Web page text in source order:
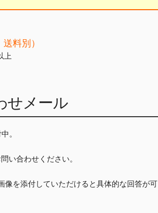
料別）
上
せメール
。
い合わせください。
像を添付していただけると具体的な回答が可